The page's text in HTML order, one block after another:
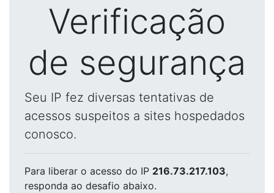
Verificação
de segurança
Seu IP fez diversas tentativas de
acessos suspeitos a sites hospedados
conosco.
Para liberar o acesso do IP 216.73.217.103,
responda ao desafio abaixo.